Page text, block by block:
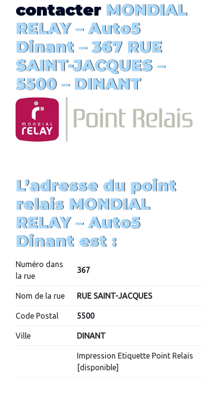
contacterMONDIAL
RELAY –Auto5
Dinant – 367 RUE
SAINT-JACQUES –
5500 – DINANT
L’adresse du point
relais MONDIAL
RELAY –Auto5
Dinant est :
Numéro dans
la rue
367
Nom de la rue RUE SAINT-JACQUES
Code Postal 5500
Ville DINANT
Impression Etiquette Point Relais
[disponible]